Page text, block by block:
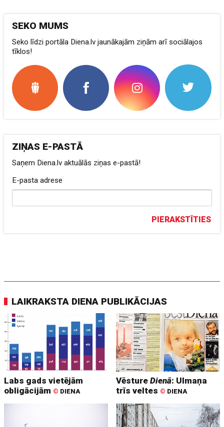
SEKO MUMS
Seko līdzi portāla Diena.lv jaunākajām ziņām arī sociālajos
tīklos!
ZIŅAS E-PASTĀ
Saņem Diena.lv aktuālās ziņas e-pastā!
E-pasta adrese
PIERAKSTĪTIES
LAIKRAKSTA DIENA PUBLIKĀCIJAS
Labs gads vietējām
obligācijām © DIENA
VēstureDienā: Ulmaņa
trīs veltes © DIENA